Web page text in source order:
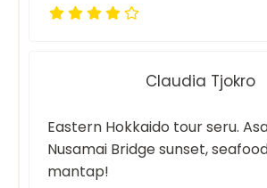
Claudia Tjokro
Eastern Hokkaido tour seru.
Nusamai Bridge sunset,
mantap!